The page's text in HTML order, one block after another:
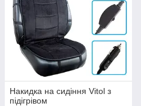
Накидка на сидіння Vitol з
підігрівом